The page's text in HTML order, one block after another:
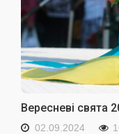
Вересневі свята
02.09.2024